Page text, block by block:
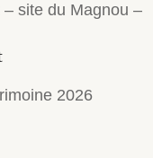
site du Magnou –
2026